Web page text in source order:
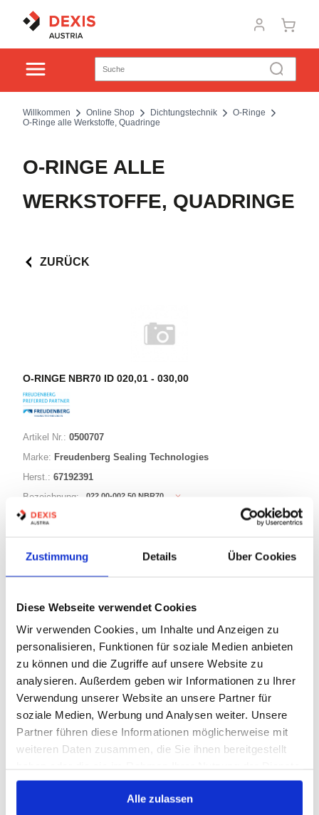
Zustimmung Details Über Cookies
Diese Webseite verwendet Cookies
Wir verwenden Cookies, um Inhalte und Anzeigen zu
personalisieren, Funktionen für soziale Medien anbieten
zu können und die Zugriffe auf unsere Website zu
analysieren. Außerdem geben wir Informationen zu Ihrer
Verwendung unserer Website an unsere Partner für
soziale Medien, Werbung und Analysen weiter. Unsere
Partner führen diese Informationen möglicherweise mit
weiteren Daten zusammen, die Sie ihnen bereitgestellt
gesammelt haben.
Alle zulassen
Willkommen Online Shop Dichtungstechnik
O-Ringe
O-Ringe alle Werkstoffe, Quadringe
O-RINGE ALLE
WERKSTOFFE, QUADRINGE
ZURÜCK
O-RINGE NBR70 ID 020,01 - 030,00
Artikel Nr.: 0500707
Marke: Freudenberg Sealing Technologies
Herst.: 67192391
Bezeichnung:
022,00-002,50 NBR70
ID: 22,00mm
STK Warenkorb
Auf Lager
Print
PRODUKTBESCHREIBUNG